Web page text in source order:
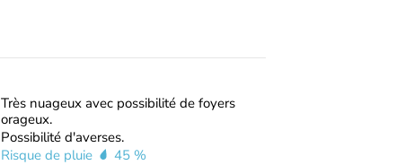
Très nuageux avec possibilité de foyers
orageux.
Possibilité d'averses.
Risque de pluie
45 %